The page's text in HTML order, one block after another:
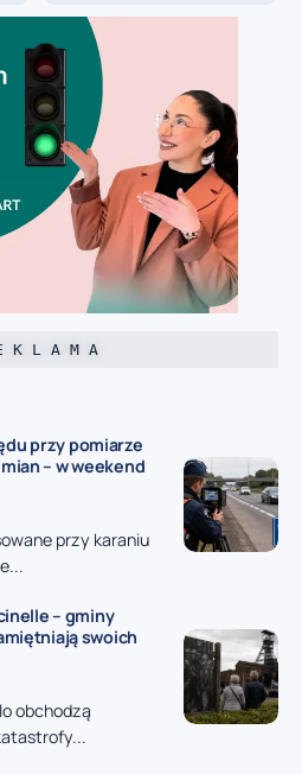
K L A M A
przy pomiarze
– w weekend
przy karaniu
– gminy
swoich
obchodzą